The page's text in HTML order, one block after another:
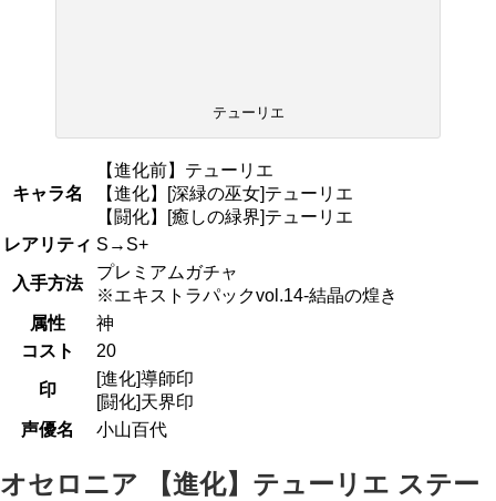
テューリエ
キャラ名
【進化前】テューリエ
【進化】[深緑の巫女]テューリエ
【闘化】[癒しの緑界]テューリエ
レアリティ S→S+
入手方法
プレミアムガチャ
※エキストラパックvol.14-結晶の煌き
属性
神
コスト
20
印
[進化]導師印
[闘化]天界印
声優名
小山百代
オセロニア 【進化】テューリエ ステー